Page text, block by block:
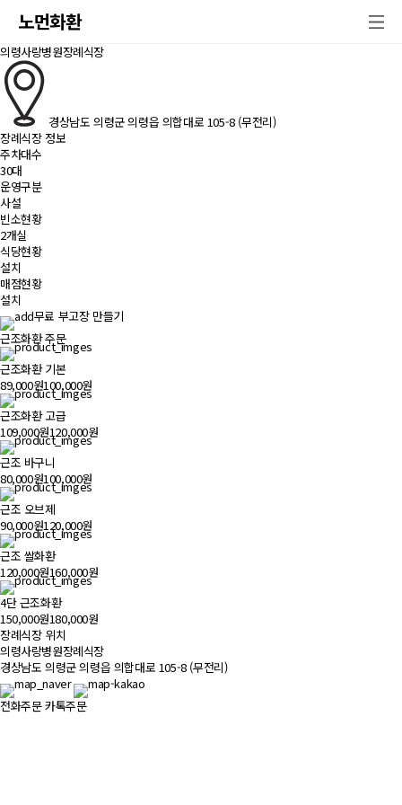
노먼화환
의령사랑병원장례식장
경상남도 의령군 의령읍 의합대로 105-8 (무전리)
장례식장 정보
주차대수
30대
운영구분
사설
빈소현황
2개실
식당현황
설치
매점현황
설치
무료 부고장 만들기
근조화환 주문
근조화환 기본
89,000원100,000원
근조화환 고급
109,000원120,000원
근조 바구니
80,000원100,000원
근조 오브제
90,000원120,000원
근조 쌀화환
120,000원160,000원
4단 근조화환
150,000원180,000원
장례식장 위치500m
의령사랑병원장례식장
경상남도 의령군 의령읍 의합대로 105-8 (무전리)
전화주문카톡주문